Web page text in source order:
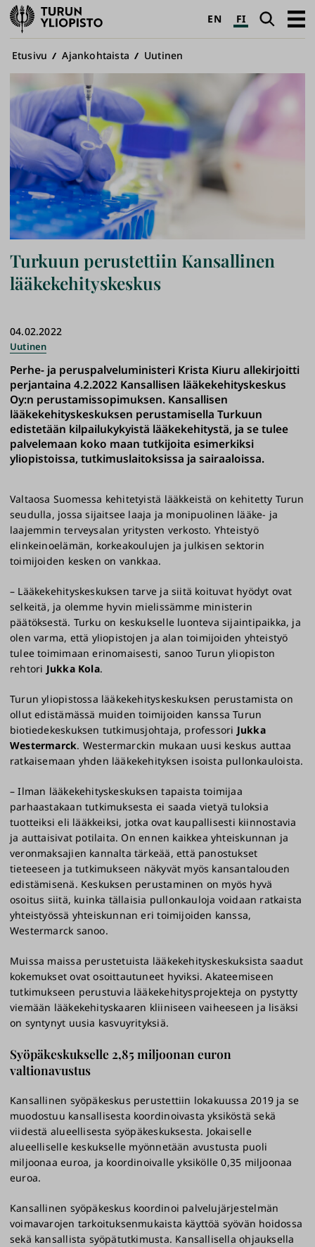
Turun
yliopisto
EN FI Haku
Avaa
Murupolku
Etusivu Ajankohtaista Uutinen
Turkuun perustettiin Kansallinen
lääkekehityskeskus
04.02.2022
Uutinen
Perhe- ja peruspalveluministeri Krista Kiuru allekirjoitti
perjantaina 4.2.2022 Kansallisen lääkekehityskeskus
Oy:n perustamissopimuksen. Kansallisen
lääkekehityskeskuksen perustamisella Turkuun
edistetään kilpailukykyistä lääkekehitystä, ja se tulee
palvelemaan koko maan tutkijoita esimerkiksi
yliopistoissa, tutkimuslaitoksissa ja sairaaloissa.
Valtaosa Suomessa kehitetyistä lääkkeistä on kehitetty Turun
seudulla, jossa sijaitsee laaja ja monipuolinen lääke- ja
laajemmin terveysalan yritysten verkosto. Yhteistyö
elinkeinoelämän, korkeakoulujen ja julkisen sektorin
toimijoiden kesken on vankkaa.
– Lääkekehityskeskuksen tarve ja siitä koituvat hyödyt ovat
selkeitä, ja olemme hyvin mielissämme ministerin
päätöksestä. Turku on keskukselle luonteva sijaintipaikka, ja
olen varma, että yliopistojen ja alan toimijoiden yhteistyö
tulee toimimaan erinomaisesti, sanoo Turun yliopiston
rehtori Jukka Kola.
Turun yliopistossa lääkekehityskeskuksen perustamista on
ollut edistämässä muiden toimijoiden kanssa Turun
biotiedekeskuksen tutkimusjohtaja, professori Jukka
Westermarck. Westermarckin mukaan uusi keskus auttaa
ratkaisemaan yhden lääkekehityksen isoista pullonkauloista.
– Ilman lääkekehityskeskuksen tapaista toimijaa
parhaastakaan tutkimuksesta ei saada vietyä tuloksia
tuotteiksi eli lääkkeiksi, jotka ovat kaupallisesti kiinnostavia
ja auttaisivat potilaita. On ennen kaikkea yhteiskunnan ja
veronmaksajien kannalta tärkeää, että panostukset
tieteeseen ja tutkimukseen näkyvät myös kansantalouden
edistämisenä. Keskuksen perustaminen on myös hyvä
osoitus siitä, kuinka tällaisia pullonkauloja voidaan ratkaista
yhteistyössä yhteiskunnan eri toimijoiden kanssa,
Westermarck sanoo.
Muissa maissa perustetuista lääkekehityskeskuksista saadut
kokemukset ovat osoittautuneet hyviksi. Akateemiseen
tutkimukseen perustuvia lääkekehitysprojekteja on pystytty
viemään lääkekehityskaaren kliiniseen vaiheeseen ja lisäksi
on syntynyt uusia kasvuyrityksiä.
Syöpäkeskukselle 2,85 miljoonan euron
valtionavustus
Kansallinen syöpäkeskus perustettiin lokakuussa 2019 ja se
muodostuu kansallisesta koordinoivasta yksiköstä sekä
viidestä alueellisesta syöpäkeskuksesta. Jokaiselle
alueelliselle keskukselle myönnetään avustusta puoli
miljoonaa euroa, ja koordinoivalle yksikölle 0,35 miljoonaa
euroa.
Kansallinen syöpäkeskus koordinoi palvelujärjestelmän
voimavarojen tarkoituksenmukaista käyttöä syövän hoidossa
sekä kansallista syöpätutkimusta. Kansallisella ohjauksella